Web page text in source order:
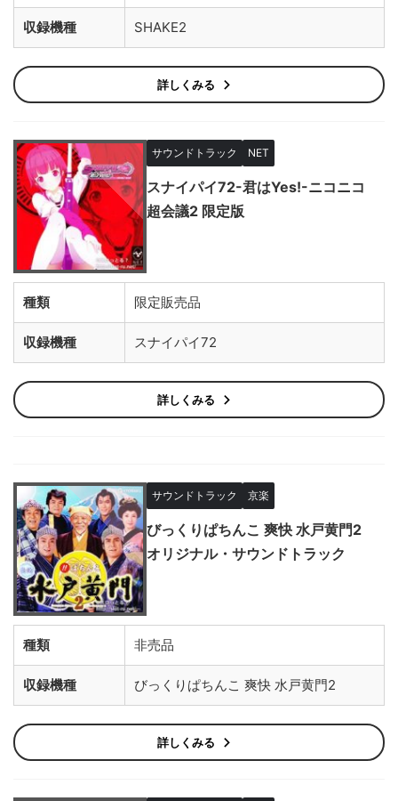
収録機種 SHAKE2
詳しくみる
サウンドトラック NET
スナイパイ72-君はYes!-ニコニコ
超会議2 限定版
種類 限定販売品
収録機種 スナイパイ72
詳しくみる
サウンドトラック 京楽
びっくりぱちんこ 爽快 水戸黄門2
オリジナル・サウンドトラック
種類 非売品
収録機種 びっくりぱちんこ 爽快 水戸黄門2
詳しくみる